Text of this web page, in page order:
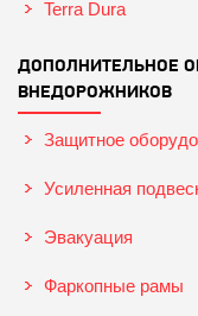
Terra Dura
ДОПОЛНИТЕЛЬНОЕ
ВНЕДОРОЖНИКОВ
Защитное
Усиленная
Эвакуация
Фаркопные рамы